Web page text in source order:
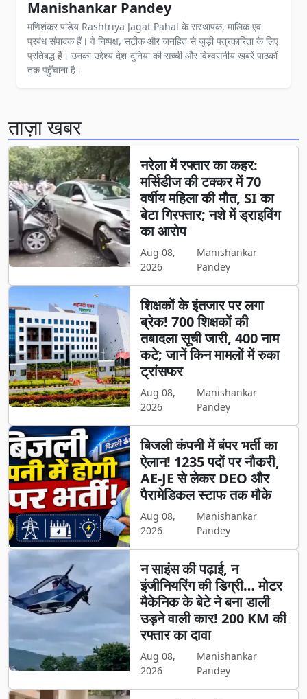
Manishankar Pandey
मणिशंकर पांडेय Rashtriya Jagat Pahal के संस्थापक, मालिक एवं
प्रबंध संपादक हैं। वे निष्पक्ष, सटीक और जनहित से जुड़ी पत्रकारिता के लिए
प्रतिबद्ध हैं। उनका उद्देश्य देश-दुनिया की सच्ची और विश्वसनीय खबरें पाठकों
तक पहुँचाना है।
ताज़ा खबर
नरेला में रफ्तार का कहर:
मर्सिडीज की टक्कर में 70
वर्षीय महिला की मौत, SI का
बेटा गिरफ्तार; नशे में ड्राइविंग
का आरोप
Aug 08,
2026
Manishankar
Pandey
शिक्षकों के इंतजार पर लगा
ब्रेक! 700 शिक्षकों की
तबादला सूची जारी, 400 नाम
कटे; जानें किन मामलों में रुका
ट्रांसफर
Aug 08,
2026
Manishankar
Pandey
बिजली कंपनी में बंपर भर्ती का
ऐलान! 1235 पदों पर नौकरी,
AE-JE से लेकर DEO और
पैरामेडिकल स्टाफ तक मौके
Aug 08,
2026
Manishankar
Pandey
न साइंस की पढ़ाई, न
इंजीनियरिंग की डिग्री… मोटर
मैकेनिक के बेटे ने बना डाली
उड़ने वाली कार! 200 KM की
रफ्तार का दावा
Aug 08,
2026
Manishankar
Pandey